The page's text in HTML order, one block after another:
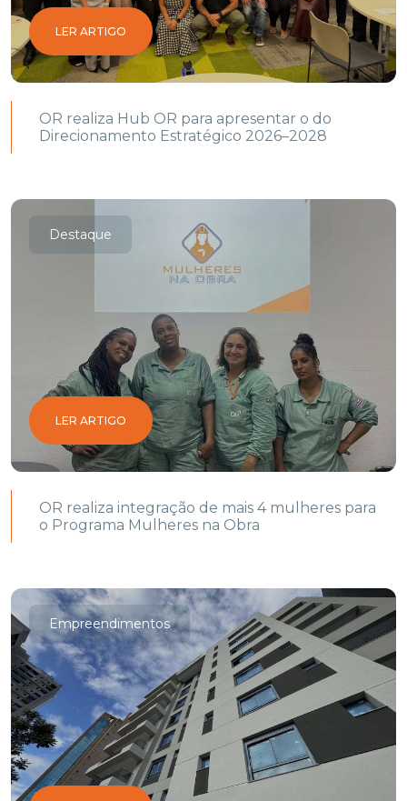
LER ARTIGO
OR realiza Hub OR para apresentar o do
Direcionamento Estratégico 2026–2028
Destaque
LER ARTIGO
OR realiza integração de mais 4 mulheres para
o Programa Mulheres na Obra
Empreendimentos